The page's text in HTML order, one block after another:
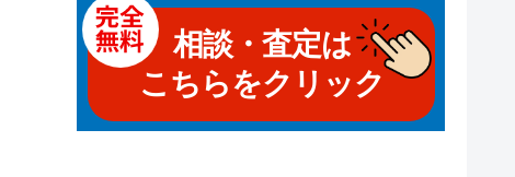
相談・査定は
こちらをクリック